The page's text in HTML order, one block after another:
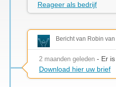
Reageer als bedrijf
Bericht van Robin van
2 maanden geleden - Er
Download hier uw brief